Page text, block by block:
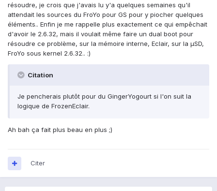
résoudre, je crois que j'avais lu y'a quelques semaines qu'il
attendait les sources du FroYo pour GS pour y piocher quelques
éléments.. Enfin je me rappelle plus exactement ce qui empêchait
d'avoir le 2.6.32, mais il voulait même faire un dual boot pour
résoudre ce problème, sur la mémoire interne, Eclair, sur la µSD,
FroYo sous kernel 2.6.32.. :)
Citation
Je pencherais plutôt pour du GingerYogourt si l'on suit la
logique de FrozenEclair.
Ah bah ça fait plus beau en plus ;)
Citer